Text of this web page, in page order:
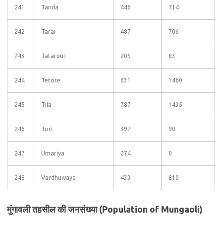
241 Tanda 446 714
242 Tarai 487 706
243 Tatarpur 205 83
244 Tetore 631 1460
245 Tila 787 1435
246 Tori 397 90
247 Umariya 274 0
248 Vardhuwaya 433 810
मुंगावली तहसील की जनसंख्या (Population of Mungaoli)